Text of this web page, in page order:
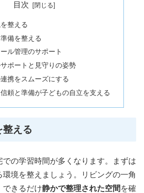
目次
整える
備を整える
ル管理のサポート
ポートと見守りの姿勢
携をスムーズにする
頼と準備が子どもの自立を支える
える
の学習時間が多くなります。まずは
境を整えましょう。リビングの一角
できるだけ静かで整理された空間 を確